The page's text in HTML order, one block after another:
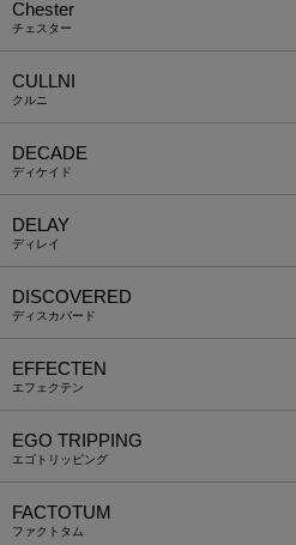
Chester
チェスター
CULLNI
クルニ
DECADE
ディケイド
DELAY
ディレイ
DISCOVERED
ディスカバード
EFFECTEN
エフェクテン
EGO TRIPPING
エゴトリッピング
FACTOTUM
ファクトタム